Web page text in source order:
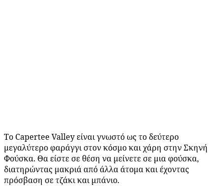
Το Capertee Valley είναι γνωστό ως το δεύτερο
μεγαλύτερο φαράγγι στον κόσμο και χάρη στην Σκηνή
Φούσκα. Θα είστε σε θέση να μείνετε σε μια φούσκα,
διατηρώντας μακριά από άλλα άτομα και έχοντας
πρόσβαση σε τζάκι και μπάνιο.